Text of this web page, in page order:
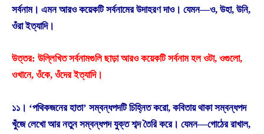
সর্বনাম। এমন আরও কয়েকটি সর্বনামের উদাহরণ দাও। যেমন—ও, উহা, উনি,
ওঁরা ইত্যাদি।
উত্তর: উল্লিখিত সর্বনামগুলি ছাড়া আরও কয়েকটি সর্বনাম হল ওটা, ওগুলাে,
ওখানে, ওঁকে, ওঁদের ইত্যাদি।
১১। ‘পথিকজনের হাতা’ সম্বন্ধপদটি চিহ্নিত করাে, কবিতায় থাকা সম্বন্ধপদ
খুঁজে লেখাে আর নতুন সম্বন্ধপদ যুক্ত শব্দ তৈরি করে। যেমন—গােঠের রাখাল,